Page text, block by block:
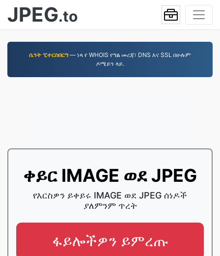
JPEG.to
ሴንት ፒተርስበርግ — ነጻ የ WHOIS የግል መረጃ፣ DNS እና SSL በሁሉም
ዶሜይን ላይ.
ቀይር IMAGE ወደ JPEG
የእርስዎን ይቀይሩ IMAGE ወደ JPEG ሰነዶች
ያለምንም ጥረት
ፋይሎችዎን ይምረጡ